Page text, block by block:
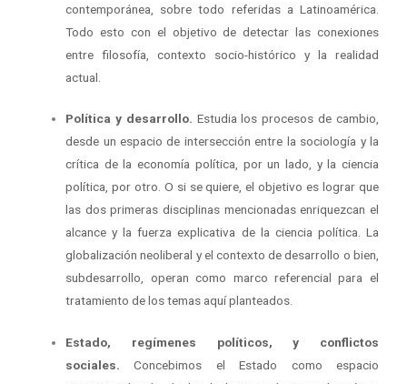
contemporánea, sobre todo referidas a Latinoamérica.
Todo esto con el objetivo de detectar las conexiones
entre filosofía, contexto socio-histórico y la realidad
actual.
Política y desarrollo. Estudia los procesos de cambio,
desde un espacio de intersección entre la sociología y la
crítica de la economía política, por un lado, y la ciencia
política, por otro. O si se quiere, el objetivo es lograr que
las dos primeras disciplinas mencionadas enriquezcan el
alcance y la fuerza explicativa de la ciencia política. La
globalización neoliberal y el contexto de desarrollo o bien,
subdesarrollo, operan como marco referencial para el
tratamiento de los temas aquí planteados.
Estado, regímenes políticos, y conflictos
sociales.Concebimos el Estado como espacio